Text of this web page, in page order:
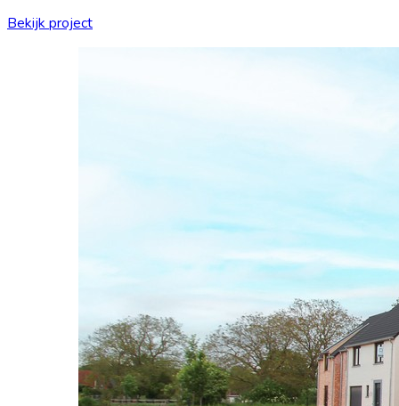
Bekijk project